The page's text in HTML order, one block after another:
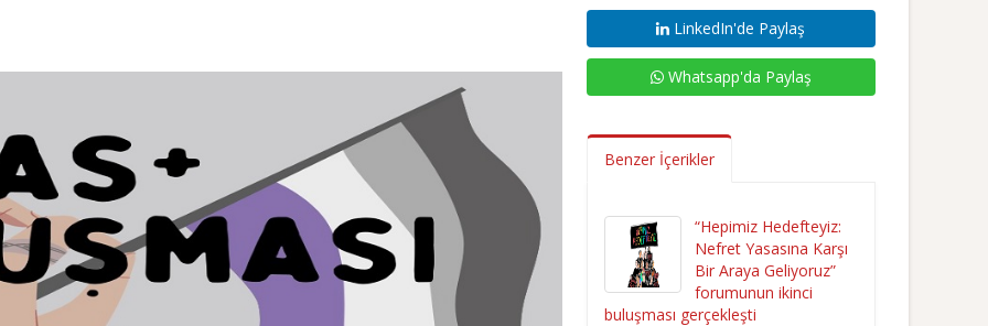
LinkedIn'de Paylaş
Whatsapp'da Paylaş
Benzer İçerikler
“Hepimiz Hedefteyiz:
Nefret Yasasına Karşı
Bir Araya Geliyoruz”
forumunun ikinci
buluşması gerçekleşti